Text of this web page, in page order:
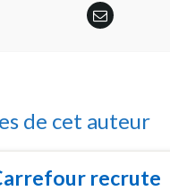
de cet auteur
recrute